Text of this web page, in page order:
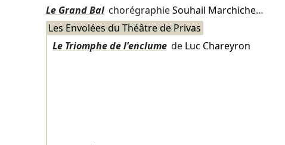
Le Grand Bal chorégraphieSouhail Marchiche…
Les Envolées du Théâtre de Privas
Le Triomphe de l'enclume de Luc Chareyron